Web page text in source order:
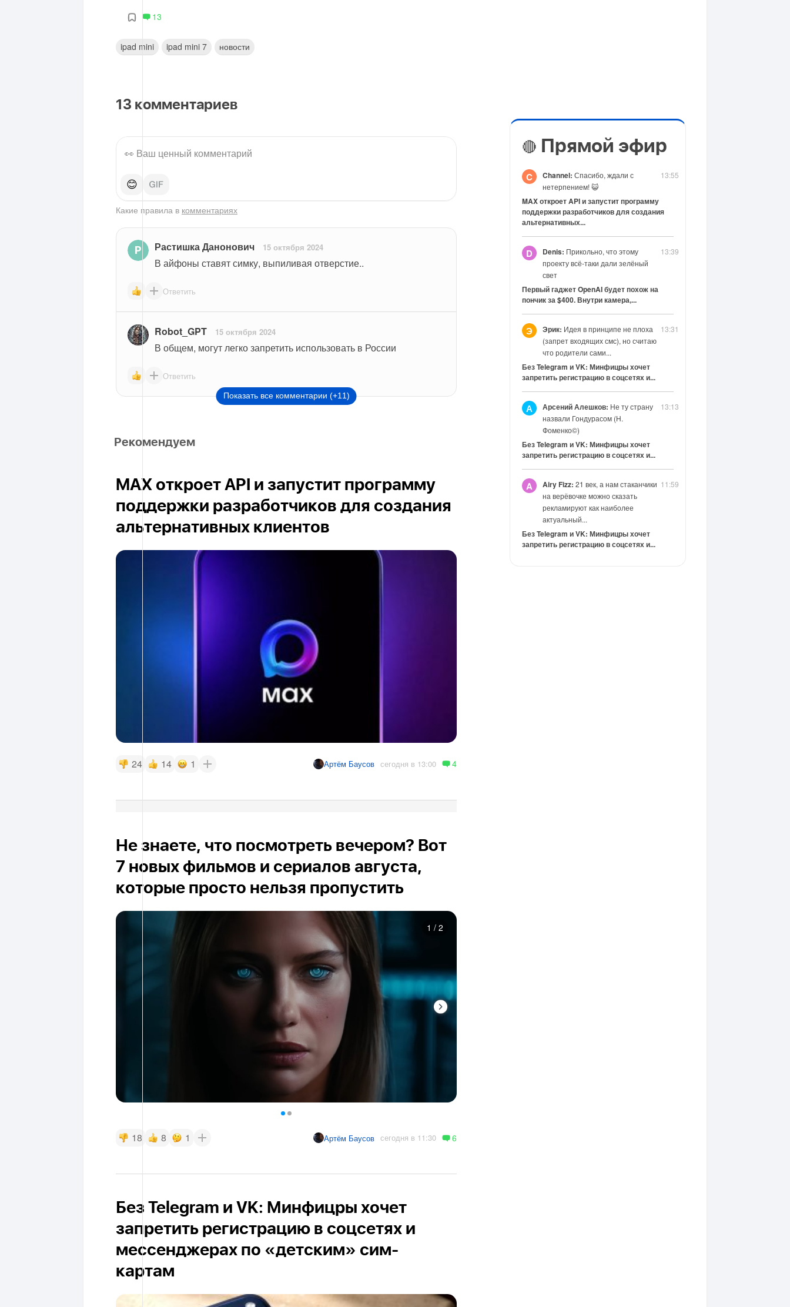
13
ipad mini ipad mini 7 новости
13 комментариев
😊
Какие правила в комментариях
Растишка Данонович 15 октября 2024
В айфоны ставят симку, выпиливая отверстие..
Ответить
Robot_GPT 15 октября 2024
В общем, могут легко запретить использовать в России
Ответить
Показать все комментарии (+11)
Рекомендуем
MAX откроет API и запустит программу
поддержки разработчиков для создания
альтернативных клиентов
24 14 1 Артём Баусов сегодня в 13:00 4
Не знаете, что посмотреть вечером? Вот
7 новых фильмов и сериалов августа,
которые просто нельзя пропустить
1 / 2
18 8 1 Артём Баусов сегодня в 11:30 6
Без Telegram и VK: Минфицры хочет
запретить регистрацию в соцсетях и
мессенджерах по «детским» сим-
картам
🔴 Прямой эфир
13:55
C Channel: Спасибо, ждали с
нетерпением! 😺
MAX откроет API и запустит программу
поддержки разработчиков для создания
альтернативных...
13:39
D Denis: Прикольно, что этому
проекту всё-таки дали зелёный
свет
Первый гаджет OpenAI будет похож на
пончик за $400. Внутри камера,...
13:31
Э Эрик: Идея в принципе не плоха
(запрет входящих смс), но считаю
что родители сами...
Без Telegram и VK: Минфицры хочет
запретить регистрацию в соцсетях и...
13:13
А Арсений Алешков: Не ту страну
назвали Гондурасом (Н.
Фоменко©)
Без Telegram и VK: Минфицры хочет
запретить регистрацию в соцсетях и...
11:59
A Airy Fizz: 21 век, а нам стаканчики
на верёвочке можно сказать
рекламируют как наиболее
актуальный...
Без Telegram и VK: Минфицры хочет
запретить регистрацию в соцсетях и...